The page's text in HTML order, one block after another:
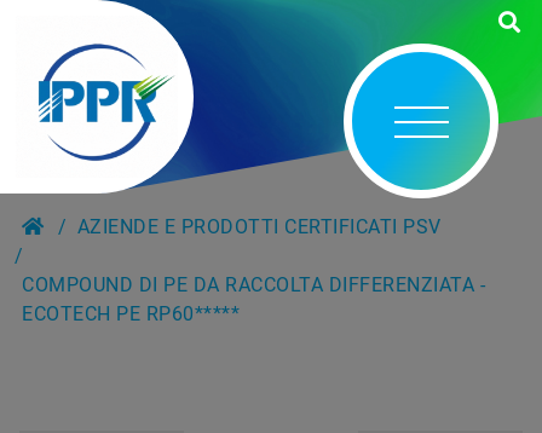
AZIENDE E PRODOTTI CERTIFICATI PSV
COMPOUND DI PE DA RACCOLTA DIFFERENZIATA -
ECOTECH PE RP60*****